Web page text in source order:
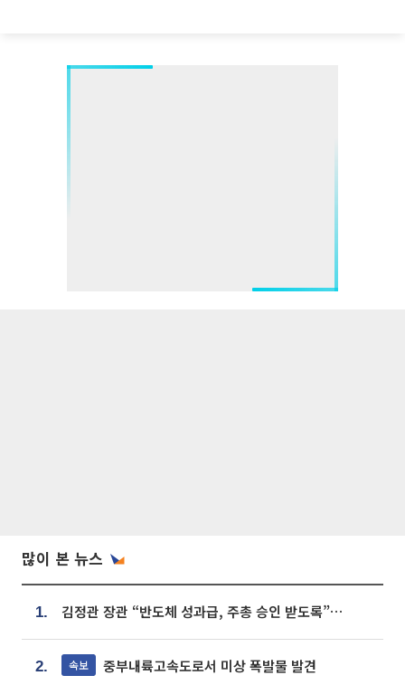
많이 본 뉴스
1. 김정관 장관 “반도체 성과급, 주총 승인 받도록”…상법·자본시장법 개정 시사
2. 속보 중부내륙고속도로서 미상 폭발물 발견